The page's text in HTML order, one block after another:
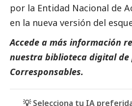
por la Entidad Nacional de
en la nueva versión del
Accede a más información
nuestra biblioteca digital de
Corresponsables.
💡 Selecciona tu IA